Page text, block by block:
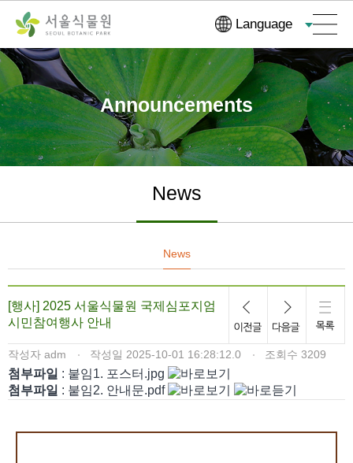
Skip
Navigation
Language
Announcements
News
News
[행사] 2025 서울식물원 국제심포지엄
시민참여행사 안내
작성자 adm 작성일 2025-10-01 16:28:12.0 조회수 3209
첨부파일 : 붙임1. 포스터.jpg
첨부파일 : 붙임2. 안내문.pdf